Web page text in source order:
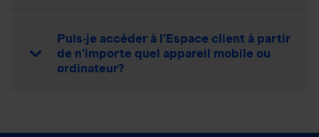
Puis-je accéder à l’Espace client à partir
de n’importe quel appareil mobile ou
ordinateur?